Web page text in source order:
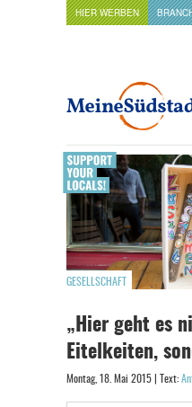
HIER WERBEN
GESELLSCHAFT
„Hier geht es
Eitelkeiten,
Montag, 18. Mai 2015 | Text: